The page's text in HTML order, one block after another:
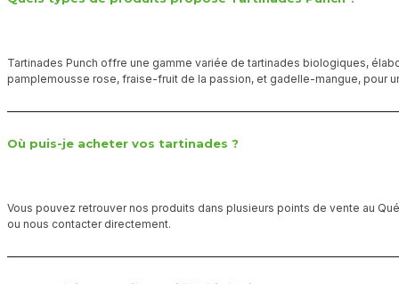
Tartinades Punch offre une gamme variée de tartinades biologiques,
pamplemousse rose, fraise-fruit de la passion, et gadelle-mangue, pour
Où puis-je acheter vos tartinades ?
Vous pouvez retrouver nos produits dans plusieurs points de vente au
ou nous contacter directement.